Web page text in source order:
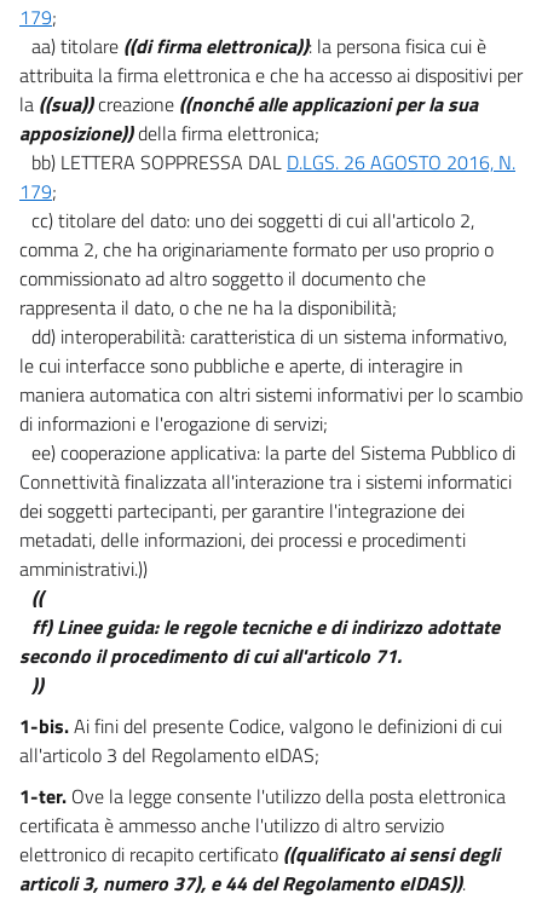
179;
aa) titolare ((di firma elettronica)): la persona fisica cui è
attribuita la firma elettronica e che ha accesso ai dispositivi per
la ((sua))creazione ((nonché alle applicazioni per la sua
apposizione))della firma elettronica;
bb) LETTERA SOPPRESSA DAL D.LGS. 26 AGOSTO 2016, N.
179;
cc) titolare del dato: uno dei soggetti di cui all'articolo 2,
comma 2, che ha originariamente formato per uso proprio o
commissionato ad altro soggetto il documento che
rappresenta il dato, o che ne ha la disponibilità;
dd) interoperabilità: caratteristica di un sistema informativo,
le cui interfacce sono pubbliche e aperte, di interagire in
maniera automatica con altri sistemi informativi per lo scambio
di informazioni e l'erogazione di servizi;
ee) cooperazione applicativa: la parte del Sistema Pubblico di
Connettività finalizzata all'interazione tra i sistemi informatici
dei soggetti partecipanti, per garantire l'integrazione dei
metadati, delle informazioni, dei processi e procedimenti
amministrativi.))
((
ff) Linee guida: le regole tecniche e di indirizzo adottate
secondo il procedimento di cui all'articolo 71.
))
1-bis.Ai fini del presente Codice, valgono le definizioni di cui
all'articolo 3 del Regolamento eIDAS;
1-ter. Ove la legge consente l'utilizzo della posta elettronica
certificata è ammesso anche l'utilizzo di altro servizio
elettronico di recapito certificato ((qualificato ai sensi degli
articoli 3, numero 37), e 44 del Regolamento eIDAS)).